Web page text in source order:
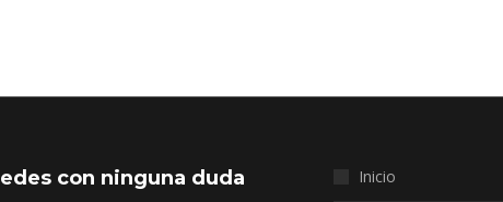
con ninguna duda Inicio